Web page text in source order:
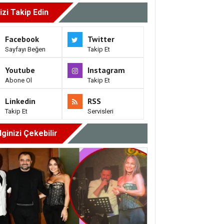
Takip Edin
Facebook
Sayfayı Beğen
Twitter
Takip Et
Youtube
Abone Ol
Instagram
Takip Et
Linkedin
Takip Et
RSS
Servisleri
Çekebilir